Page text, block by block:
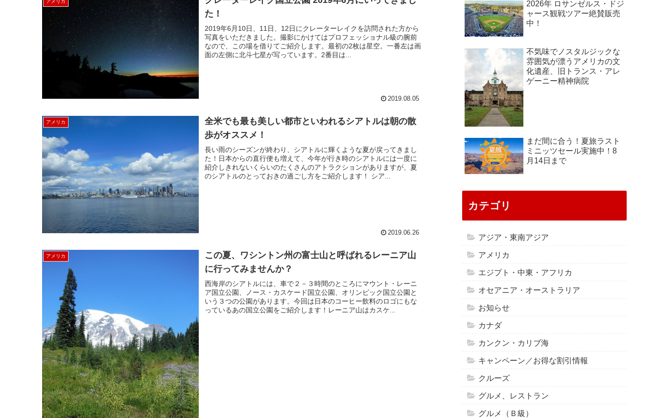
た！
2019年6月10日、11日、12日にクレーターレイクを訪問された方から
写真をいただきました。撮影にかけてはプロフェッショナル級の腕前
なので、この場を借りてご紹介します。最初の2枚は星空。一番左は画
面の左側に北斗七星が写っています。2番目は...
2019.08.05
アメリカ
全米でも最も美しい都市といわれるシアトルは朝の散
歩がオススメ！
長い雨のシーズンが終わり、シアトルに輝くような夏が戻ってきまし
た！日本からの直行便も増えて、今年が行き時のシアトルには一度に
紹介しきれないくらいのたくさんのアトラクションがありますが、夏
のシアトルのとっておきの過ごし方をご紹介します！ シア...
2019.06.26
アメリカ
この夏、ワシントン州の富士山と呼ばれるレーニア山
に行ってみませんか？
西海岸のシアトルには、車で２－３時間のところにマウント・レーニ
ア国立公園、ノース・カスケード国立公園、オリンピック国立公園と
いう３つの公園があります。今回は日本のコーヒー飲料のロゴにもな
っているあの国立公園をご紹介します！レーニア山はカスケ...
2026年 ロサンゼルス・ドジ
ャース観戦ツアー絶賛販売
中！
不気味でノスタルジックな
雰囲気が漂うアメリカの文
化遺産、旧トランス・アレ
ゲーニー精神病院
まだ間に合う！夏旅ラスト
ミニッツセール実施中！8
月14日まで
カテゴリ
アジア・東南アジア
アメリカ
エジプト・中東・アフリカ
オセアニア・オーストラリア
お知らせ
カナダ
カンクン・カリブ海
キャンペーン／お得な割引情報
クルーズ
グルメ、レストラン
グルメ（Ｂ級）